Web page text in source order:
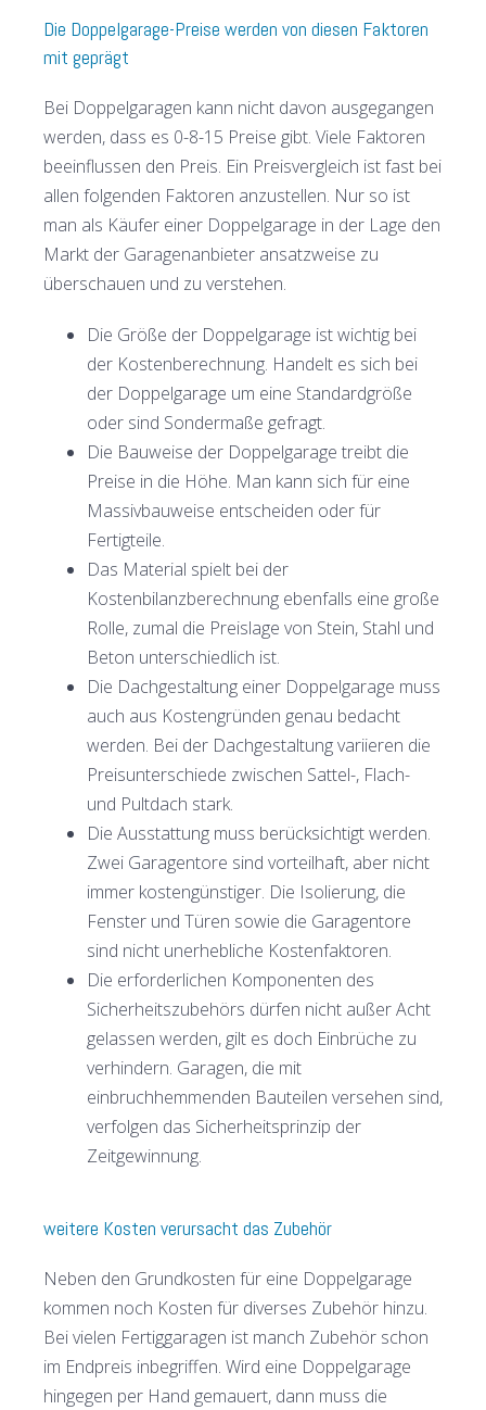
Die Doppelgarage-Preise werden von diesen Faktoren
mit geprägt
Bei Doppelgaragen kann nicht davon ausgegangen
werden, dass es 0-8-15 Preise gibt. Viele Faktoren
beeinflussen den Preis. Ein Preisvergleich ist fast bei
allen folgenden Faktoren anzustellen. Nur so ist
man als Käufer einer Doppelgarage in der Lage den
Markt der Garagenanbieter ansatzweise zu
überschauen und zu verstehen.
Die Größe der Doppelgarage ist wichtig bei
der Kostenberechnung. Handelt es sich bei
der Doppelgarage um eine Standardgröße
oder sind Sondermaße gefragt.
Die Bauweise der Doppelgarage treibt die
Preise in die Höhe. Man kann sich für eine
Massivbauweise entscheiden oder für
Fertigteile.
Das Material spielt bei der
Kostenbilanzberechnung ebenfalls eine große
Rolle, zumal die Preislage von Stein, Stahl und
Beton unterschiedlich ist.
Die Dachgestaltung einer Doppelgarage muss
auch aus Kostengründen genau bedacht
werden. Bei der Dachgestaltung variieren die
Preisunterschiede zwischen Sattel-, Flach-
und Pultdach stark.
Die Ausstattung muss berücksichtigt werden.
Zwei Garagentore sind vorteilhaft, aber nicht
immer kostengünstiger. Die Isolierung, die
Fenster und Türen sowie die Garagentore
sind nicht unerhebliche Kostenfaktoren.
Die erforderlichen Komponenten des
Sicherheitszubehörs dürfen nicht außer Acht
gelassen werden, gilt es doch Einbrüche zu
verhindern. Garagen, die mit
einbruchhemmenden Bauteilen versehen sind,
verfolgen das Sicherheitsprinzip der
Zeitgewinnung.
weitere Kosten verursacht das Zubehör
Neben den Grundkosten für eine Doppelgarage
kommen noch Kosten für diverses Zubehör hinzu.
Bei vielen Fertiggaragen ist manch Zubehör schon
im Endpreis inbegriffen. Wird eine Doppelgarage
hingegen per Hand gemauert, dann muss die